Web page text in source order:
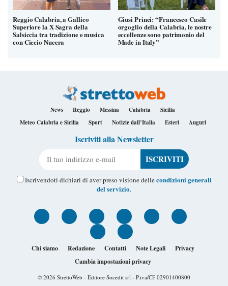
Reggio Calabria, a Gallico
Superiore la X Sagra della
Salsiccia tra tradizione e musica
con Ciccio Nucera
Giusi Princi: “Francesco Casile
orgoglio della Calabria, le nostre
eccellenze sono patrimonio del
Made in Italy”
News Reggio Messina Calabria
Sicilia
Meteo Calabria e Sicilia
Sport Notizie dall’Italia Esteri Auguri
Iscriviti alla Newsletter
Iscrivendoti dichiari di aver preso visione dellecondizioni generali
del servizio.
Chi siamo Redazione Contatti Note Legali
Privacy
Cambia impostazioni privacy
© 2026 StrettoWeb - Editore Socedit srl - P.iva/CF 02901400800